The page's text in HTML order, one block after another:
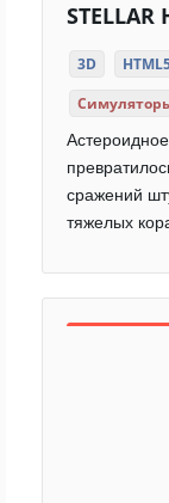
STELLAR
3D
сражений
тяжелых